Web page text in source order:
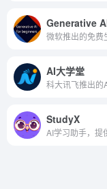
AI大学堂
StudyX